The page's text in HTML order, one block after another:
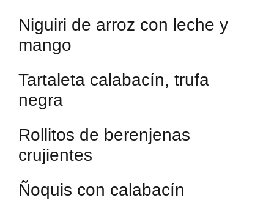
Niguiri de arroz con leche y
mango
Tartaleta calabacín, trufa
negra
Rollitos de berenjenas
crujientes
Ñoquis con calabacín